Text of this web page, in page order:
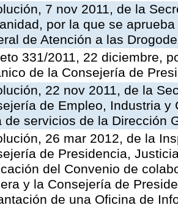
7 nov 2011, de la
por la que se
de Atención a las
331/2011, 22 diciembre,
de la Consejería de
22 nov 2011, de la
de Empleo, Industria
de servicios de la Dirección
26 mar 2012, de la
de Presidencia,
del Convenio de
y la Consejería de
de una Oficina de